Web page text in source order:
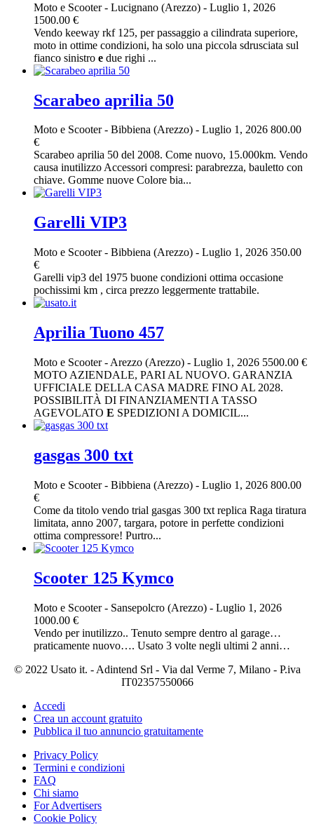
Moto e Scooter- Lucignano (Arezzo) - Luglio 1, 2026
1500.00 €
Vendo keeway rkf 125, per passaggio a cilindrata superiore,
moto in ottime condizioni, ha solo una piccola sdrusciata sul
fianco sinistro e due righi ...
Scarabeo aprilia 50
Moto e Scooter- Bibbiena (Arezzo) - Luglio 1, 2026 800.00
€
Scarabeo aprilia 50 del 2008. Come nuovo, 15.000km. Vendo
causa inutilizzo Accessori compresi: parabrezza, bauletto con
chiave. Gomme nuove Colore bia...
Garelli VIP3
Moto e Scooter- Bibbiena (Arezzo) - Luglio 1, 2026 350.00
€
Garelli vip3 del 1975 buone condizioni ottima occasione
pochissimi km , circa prezzo leggermente trattabile.
Aprilia Tuono 457
Moto e Scooter- Arezzo (Arezzo) - Luglio 1, 2026 5500.00 €
MOTO AZIENDALE, PARI AL NUOVO. GARANZIA
UFFICIALE DELLA CASA MADRE FINO AL 2028.
POSSIBILITÀ DI FINANZIAMENTI A TASSO
AGEVOLATO E SPEDIZIONI A DOMICIL...
gasgas 300 txt
Moto e Scooter- Bibbiena (Arezzo) - Luglio 1, 2026 800.00
€
Come da titolo vendo trial gasgas 300 txt replica Raga tiratura
limitata, anno 2007, targara, potore in perfette condizioni
ottima compressore! Purtro...
Scooter 125 Kymco
Moto e Scooter- Sansepolcro (Arezzo) - Luglio 1, 2026
1000.00 €
Vendo per inutilizzo.. Tenuto sempre dentro al garage…
praticamente nuovo…. Usato 3 volte negli ultimi 2 anni…
© 2022 Usato it. - Adintend Srl - Via dal Verme 7, Milano - P.iva
IT02357550066
Accedi
Crea un account gratuito
Pubblica il tuo annuncio gratuitamente
Privacy Policy
Termini e condizioni
FAQ
Chi siamo
For Advertisers
Cookie Policy